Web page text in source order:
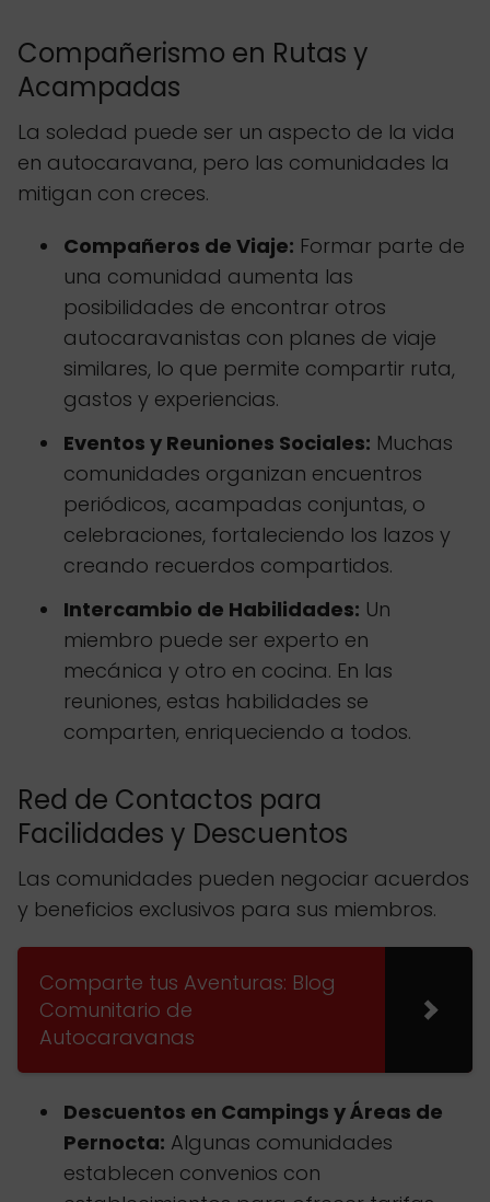
Compañerismo en Rutas y
Acampadas
La soledad puede ser un aspecto de la vida
en autocaravana, pero las comunidades la
mitigan con creces.
Compañeros de Viaje: Formar parte de
una comunidad aumenta las
posibilidades de encontrar otros
autocaravanistas con planes de viaje
similares, lo que permite compartir ruta,
gastos y experiencias.
Eventos y Reuniones Sociales: Muchas
comunidades organizan encuentros
periódicos, acampadas conjuntas, o
celebraciones, fortaleciendo los lazos y
creando recuerdos compartidos.
Intercambio de Habilidades: Un
miembro puede ser experto en
mecánica y otro en cocina. En las
reuniones, estas habilidades se
comparten, enriqueciendo a todos.
Red de Contactos para
Facilidades y Descuentos
Las comunidades pueden negociar acuerdos
y beneficios exclusivos para sus miembros.
Comparte tus Aventuras: Blog
Comunitario de
Autocaravanas
Descuentos en Campings y Áreas de
Pernocta: Algunas comunidades
establecen convenios con